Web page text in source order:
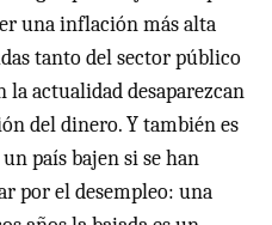
una inflación más alta
tanto del sector público
la actualidad desaparezcan
del dinero. Y también es
país bajen si se han
por el desempleo: una